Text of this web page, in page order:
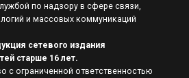
по надзору в сфере связи,
и массовых коммуникаций
сетевого издания
старше 16 лет.
с ограниченной ответственностью